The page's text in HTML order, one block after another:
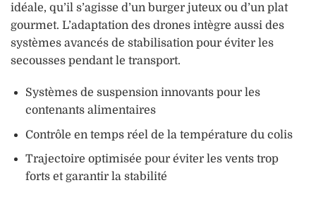
idéale, qu’il s’agisse d’un burger juteux ou d’un plat
gourmet. L’adaptation des drones intègre aussi des
systèmes avancés de stabilisation pour éviter les
secousses pendant le transport.
Systèmes de suspension innovants pour les
contenants alimentaires
Contrôle en temps réel de la température du colis
Trajectoire optimisée pour éviter les vents trop
forts et garantir la stabilité